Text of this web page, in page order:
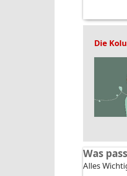
Die
Was
Alles